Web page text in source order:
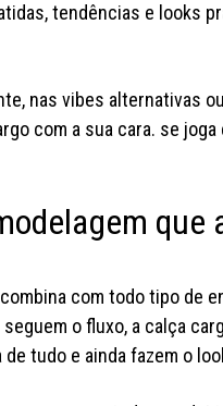
tendências e looks
nas vibes alternativas
com a sua cara. se
que
com todo tipo de
o fluxo, a calça
tudo e ainda fazem o